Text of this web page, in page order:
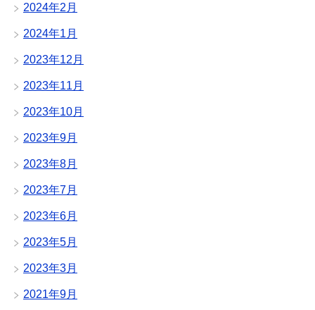
2024年2月
2024年1月
2023年12月
2023年11月
2023年10月
2023年9月
2023年8月
2023年7月
2023年6月
2023年5月
2023年3月
2021年9月